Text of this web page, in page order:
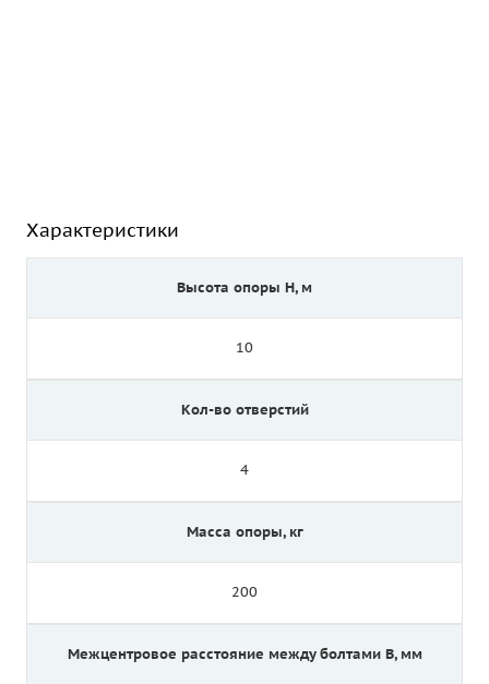
Характеристики
Высота опоры Н, м
10
Кол-во отверстий
4
Масса опоры, кг
200
Межцентровое расстояние между болтами B, мм